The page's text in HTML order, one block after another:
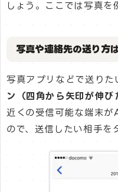
しょう。ここでは写真を
写真や連絡先の送り方
写真アプリなどで送りた
ン（四角から矢印が伸び
近くの受信可能な端末
ので、送信したい相手を